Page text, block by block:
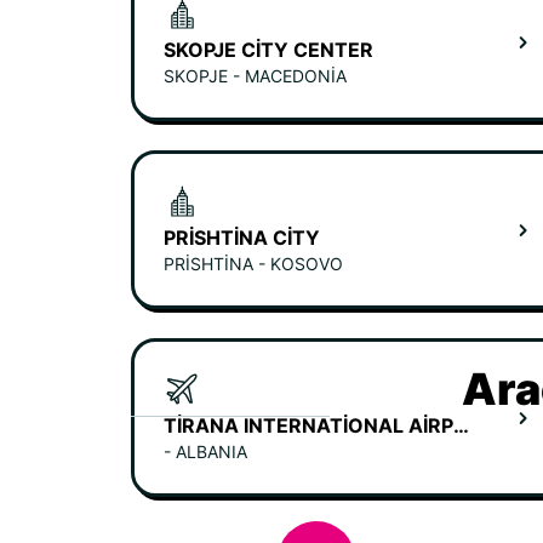
SKOPJE CITY CENTER
SKOPJE - MACEDONIA
PRISHTINA CITY
PRISHTINA - KOSOVO
TIRANA INTERNATIONAL AIRPORT
- ALBANIA